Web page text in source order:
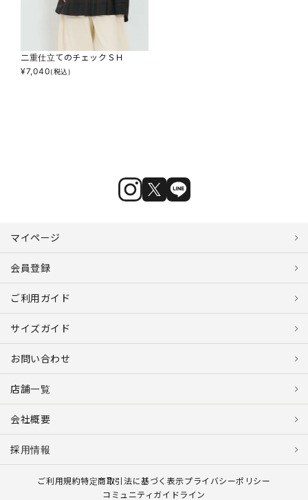
二重仕立てのチェックＳＨ
¥7,040(税込)
マイページ
会員登録
ご利用ガイド
サイズガイド
お問い合わせ
店舗一覧
会社概要
採用情報
ご利用規約特定商取引法に基づく表示プライバシーポリシー
コミュニティガイドライン